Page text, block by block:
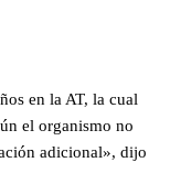
en la AT, la cual
el organismo no
adicional», dijo